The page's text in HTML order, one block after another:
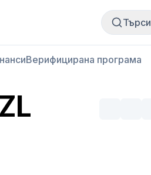
Търси
Верифицирана програма